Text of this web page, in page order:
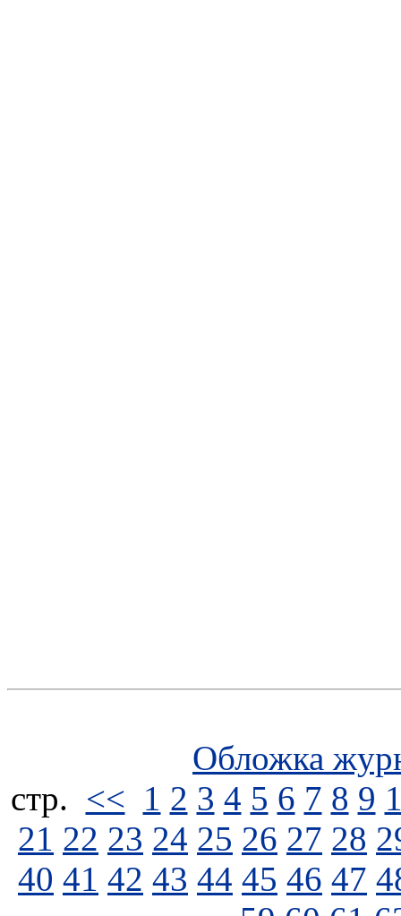
Обложка
стp. << 1 2 3 4 5 6 7 8 9
21 22 23 24 25 26 27 28
40 41 42 43 44 45 46 47